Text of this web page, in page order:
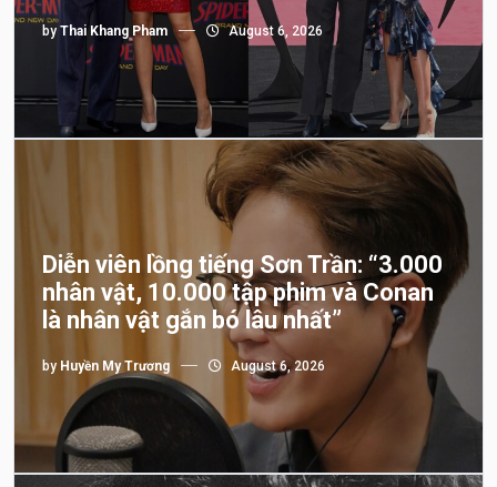
by Thai Khang Pham August 6, 2026
Diễn viên lồng tiếng Sơn Trần: “3.000
nhân vật, 10.000 tập phim và Conan
là nhân vật gắn bó lâu nhất”
by Huyền My Trương August 6, 2026